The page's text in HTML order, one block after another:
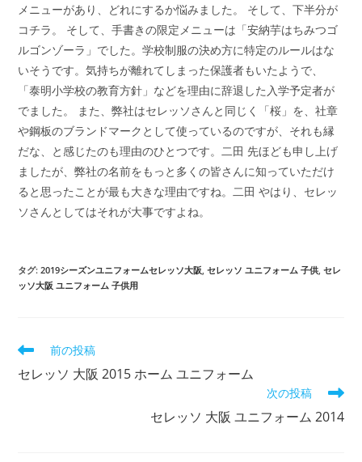
メニューがあり、どれにするか悩みました。 そして、下半分が
コチラ。 そして、手書きの限定メニューは「安納芋はちみつゴ
ルゴンゾーラ」でした。学校制服の決め方に特定のルールはな
いそうです。気持ちが離れてしまった保護者もいたようで、
「泰明小学校の教育方針」などを理由に辞退した入学予定者が
でました。 また、弊社はセレッソさんと同じく「桜」を、社章
や鋼板のブランドマークとして使っているのですが、それも縁
だな、と感じたのも理由のひとつです。二田 先ほども申し上げ
ましたが、弊社の名前をもっと多くの皆さんに知っていただけ
ると思ったことが最も大きな理由ですね。二田 やはり、セレッ
ソさんとしてはそれが大事ですよね。
タグ:2019シーズンユニフォームセレッソ大阪 セレッソ ユニフォーム 子供 セレ
ッソ大阪 ユニフォーム 子供用
そ
他
前の投稿
セレッソ 大阪 2015 ホーム ユニフォーム
次の投稿
セレッソ 大阪 ユニフォーム 2014